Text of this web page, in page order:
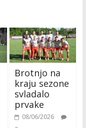
Brotnjo na
kraju sezone
svladalo
prvake
08/06/2026